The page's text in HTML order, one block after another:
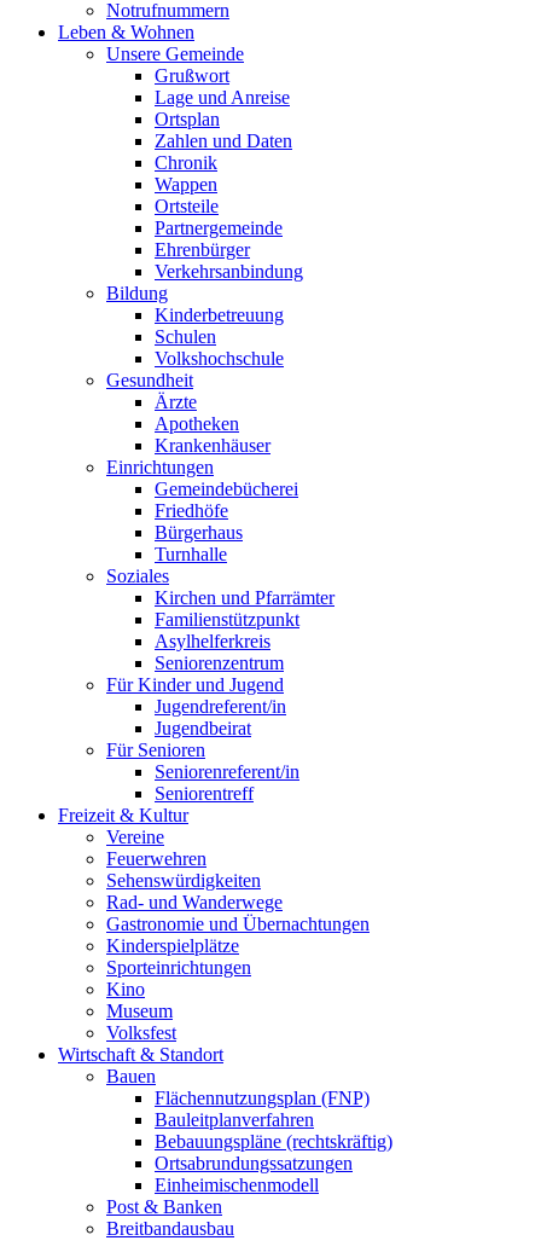
Notrufnummern
Leben & Wohnen
Unsere Gemeinde
Grußwort
Lage und Anreise
Ortsplan
Zahlen und Daten
Chronik
Wappen
Ortsteile
Partnergemeinde
Ehrenbürger
Verkehrsanbindung
Bildung
Kinderbetreuung
Schulen
Volkshochschule
Gesundheit
Ärzte
Apotheken
Krankenhäuser
Einrichtungen
Gemeindebücherei
Friedhöfe
Bürgerhaus
Turnhalle
Soziales
Kirchen und Pfarrämter
Familienstützpunkt
Asylhelferkreis
Seniorenzentrum
Für Kinder und Jugend
Jugendreferent/in
Jugendbeirat
Für Senioren
Seniorenreferent/in
Seniorentreff
Freizeit & Kultur
Vereine
Feuerwehren
Sehenswürdigkeiten
Rad- und Wanderwege
Gastronomie und Übernachtungen
Kinderspielplätze
Sporteinrichtungen
Kino
Museum
Volksfest
Wirtschaft & Standort
Bauen
Flächennutzungsplan (FNP)
Bauleitplanverfahren
Bebauungspläne (rechtskräftig)
Ortsabrundungssatzungen
Einheimischenmodell
Post & Banken
Breitbandausbau